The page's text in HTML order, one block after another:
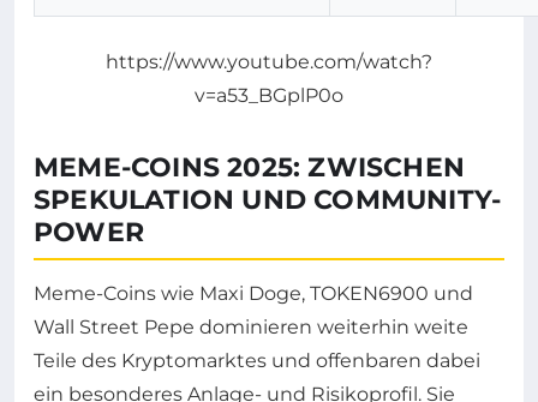
https://www.youtube.com/watch?
v=a53_BGplP0o
MEME-COINS 2025: ZWISCHEN
SPEKULATION UND COMMUNITY-
POWER
Meme-Coins wie Maxi Doge, TOKEN6900 und
Wall Street Pepe dominieren weiterhin weite
Teile des Kryptomarktes und offenbaren dabei
ein besonderes Anlage- und Risikoprofil. Sie